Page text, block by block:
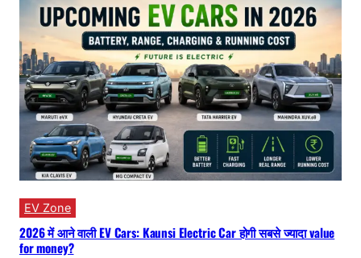
EV Zone
2026 में आने वाली EV Cars: Kaunsi Electric Car होगी सबसे ज्यादा value
for money?